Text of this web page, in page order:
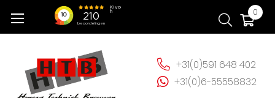
naar
0
+31(0)591 648 402
+31(0)6-55558832